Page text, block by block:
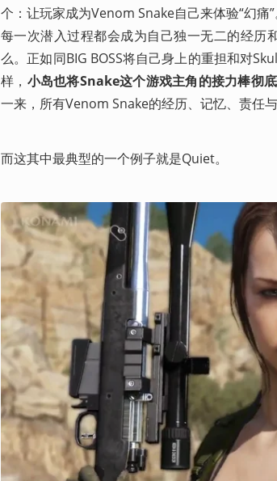
个：让玩家成为Venom Snake自己来体验“幻痛
每一次潜入过程都会成为自己独一无二的经历
么。正如同BIG BOSS将自己身上的重担和对
样， 小岛也将Snake这个游戏主角的接力棒彻
一来，所有Venom Snake的经历、记忆、责任
而这其中最典型的一个例子就是Quiet。